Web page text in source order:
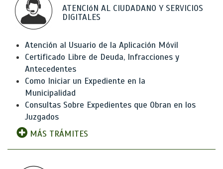
ATENCIóN AL CIUDADANO Y SERVICIOS
DIGITALES
Atención al Usuario de la Aplicación Móvil
Certificado Libre de Deuda, Infracciones y
Antecedentes
Como Iniciar un Expediente en la
Municipalidad
Consultas Sobre Expedientes que Obran en los
Juzgados
MÁS TRÁMITES